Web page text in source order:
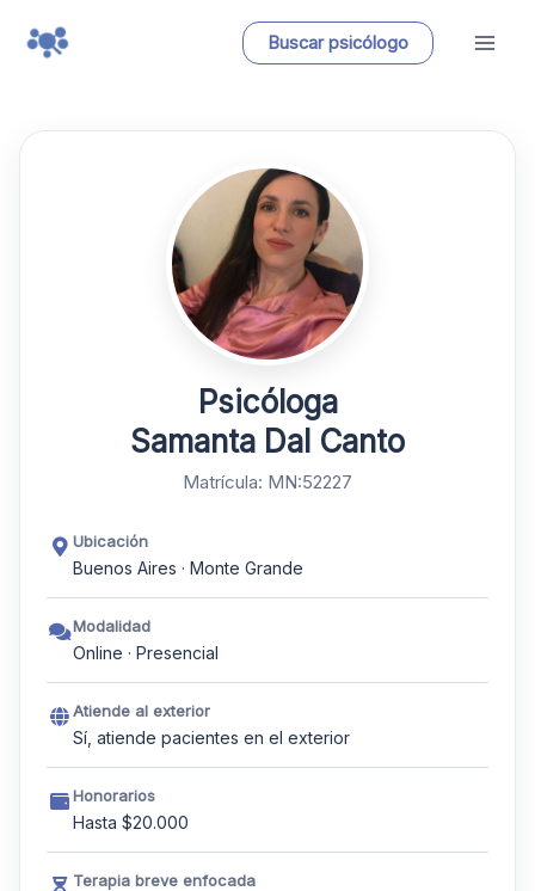
Buscar psicólogo
Psicóloga
Samanta Dal Canto
Matrícula: MN:52227
Ubicación
Buenos Aires · Monte Grande
Modalidad
Online · Presencial
Atiende al exterior
Sí, atiende pacientes en el exterior
Honorarios
Hasta $20.000
Terapia breve enfocada